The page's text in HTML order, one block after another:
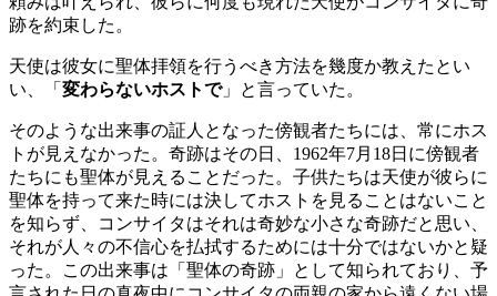
跡を約束した。
天使は彼女に聖体拝領を行うべき方法を幾度か教えたとい
い、「 変わらないホストで」と言っていた。
そのような出来事の証人となった傍観者たちには、常にホス
トが見えなかった。奇跡はその日、1962年7月18日に傍観者
たちにも聖体が見えることだった。子供たちは天使が彼らに
聖体を持って来た時には決してホストを見ることはないこと
を知らず、コンサイタはそれは奇妙な小さな奇跡だと思い、
それが人々の不信心を払拭するためには十分ではないかと疑
った。この出来事は「聖体の奇跡」として知られており、予